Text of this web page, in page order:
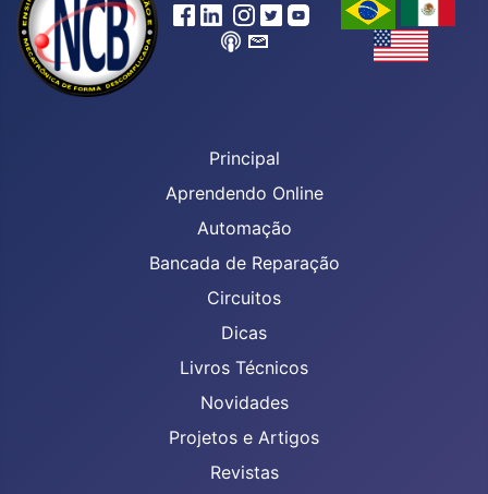
Principal
Aprendendo Online
Automação
Bancada de Reparação
Circuitos
Dicas
Livros Técnicos
Novidades
Projetos e Artigos
Revistas